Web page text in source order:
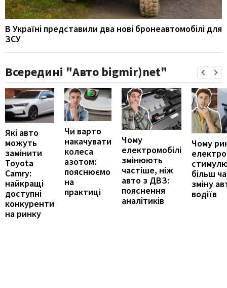
В Україні представили два нові бронеавтомобілі для
ЗСУ
Всередині "Авто bigmir)net"
Які авто
можуть
замінити
Toyota
Camry:
найкращі
доступні
конкуренти
на ринку
Чи варто
накачувати
колеса
азотом:
пояснюємо
на
практиці
Чому
електромобілі
змінюють
частіше, ніж
авто з ДВЗ:
пояснення
аналітиків
Чому
більш
зміну
водіїв